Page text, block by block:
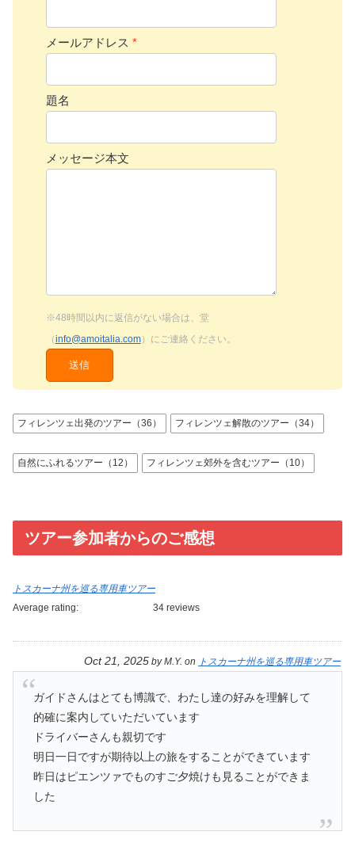
メールアドレス *
題名
メッセージ本文
※48時間以内に返信がない場合は、堂
（info@amoitalia.com）にご連絡ください。
フィレンツェ出発のツアー（36） フィレンツェ解散のツアー（34）
自然にふれるツアー（12） フィレンツェ郊外を含むツアー（10）
ツアー参加者からのご感想
トスカーナ州を巡る専用車ツアー
Average rating:
34 reviews
Oct 21, 2025 byM.Y. on トスカーナ州を巡る専用車ツアー
ガイドさんはとても博識で、わたし達の好みを理解して
的確に案内していただいています
ドライバーさんも親切です
明日一日ですが期待以上の旅をすることができています
昨日はピエンツァでものすご夕焼けも見ることができま
した